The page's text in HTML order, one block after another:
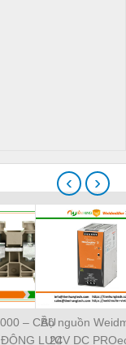
– CẦU
LỰC
Bộ nguồn
24V DC
‹ ›